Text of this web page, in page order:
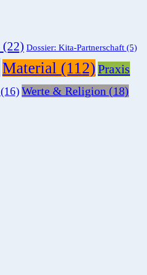
(22) Dossier: Kita-Partnerschaft (5)
Material (112) Praxis
(16)Werte & Religion (18)